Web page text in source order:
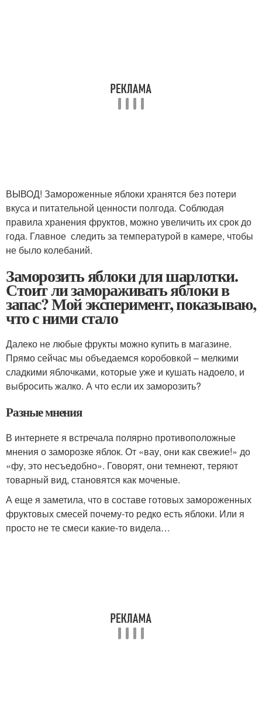
ВЫВОД! Замороженные яблоки хранятся без потери
вкуса и питательной ценности полгода. Соблюдая
правила хранения фруктов, можно увеличить их срок до
года. Главное следить за температурой в камере, чтобы
не было колебаний.
Заморозить яблоки для шарлотки.
Стоит ли замораживать яблоки в
запас? Мой эксперимент, показываю,
что с ними стало
Далеко не любые фрукты можно купить в магазине.
Прямо сейчас мы объедаемся коробовкой – мелкими
сладкими яблочками, которые уже и кушать надоело, и
выбросить жалко. А что если их заморозить?
Разные мнения
В интернете я встречала полярно противоположные
мнения о заморозке яблок. От «вау, они как свежие!» до
«фу, это несъедобно». Говорят, они темнеют, теряют
товарный вид, становятся как моченые.
А еще я заметила, что в составе готовых замороженных
фруктовых смесей почему-то редко есть яблоки. Или я
просто не те смеси какие-то видела…